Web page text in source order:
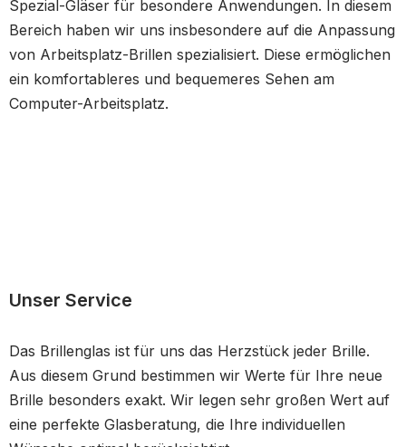
Spezial-Gläser für besondere Anwendungen. In diesem
Bereich haben wir uns insbesondere auf die Anpassung
von Arbeitsplatz-Brillen spezialisiert. Diese ermöglichen
ein komfortableres und bequemeres Sehen am
Computer-Arbeitsplatz.
Unser Service
Das Brillenglas ist für uns das Herzstück jeder Brille.
Aus diesem Grund bestimmen wir Werte für Ihre neue
Brille besonders exakt. Wir legen sehr großen Wert auf
eine perfekte Glasberatung, die Ihre individuellen